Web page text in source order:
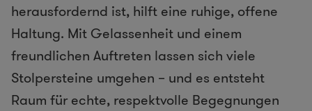
herausfordernd ist, hilft eine ruhige, offene
Haltung. Mit Gelassenheit und einem
freundlichen Auftreten lassen sich viele
Stolpersteine umgehen – und es entsteht
Raum für echte, respektvolle Begegnungen